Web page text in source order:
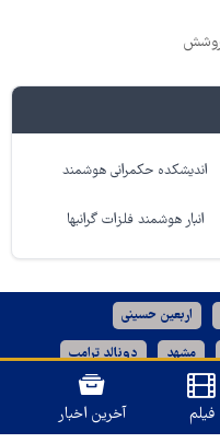
اندیشکده حکمرانی هوشمند
انبار هوشمند فلزات گرانبها
اربعین حسینی
مشهد دونالد ترامپ
فیلم آخرین اخبار